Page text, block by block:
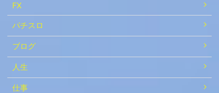
FX
パチスロ
ブログ
人生
仕事